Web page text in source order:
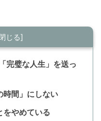
完璧な人生」を送っ
間」にしない
やめている